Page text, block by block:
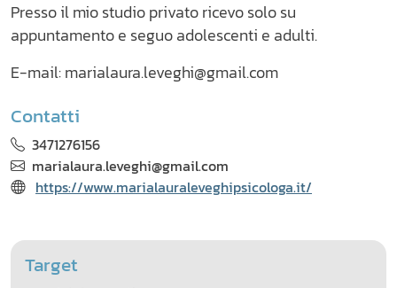
Presso il mio studio privato ricevo solo su
appuntamento e seguo adolescenti e adulti.
E-mail: marialaura.leveghi@gmail.com
Contatti
3471276156
marialaura.leveghi@gmail.com
https://www.marialauraleveghipsicologa.it/
Target